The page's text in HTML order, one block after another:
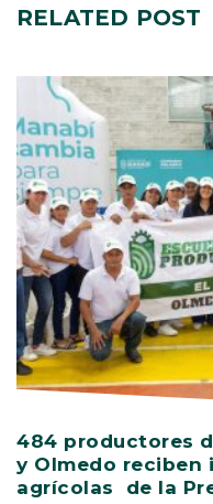
RELATED POST
484 productores
y Olmedo reciben
agrícolas de la